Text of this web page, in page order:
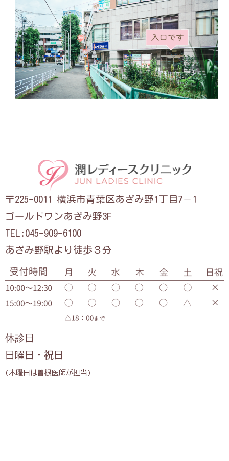
〒225-0011 横浜市青葉区あざみ野1丁目7－1
ゴールドワンあざみ野3F
TEL:045-909-6100
あざみ野駅より徒歩３分
休診日
日曜日・祝日
(木曜日は曽根医師が担当)